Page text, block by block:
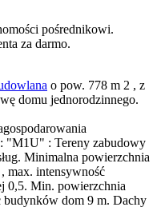
pośrednikowi.
za darmo.
o pow. 778 m 2 , z
domu jednorodzinnego.
"M1U" : Tereny zabudowy
Minimalna powierzchnia
max. intensywność
0,5. Min. powierzchnia
budynków dom 9 m. Dachy